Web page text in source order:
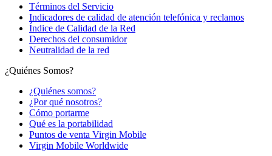
Términos del Servicio
Indicadores de calidad de atención telefónica y reclamos
Índice de Calidad de la Red
Derechos del consumidor
Neutralidad de la red
¿Quiénes Somos?
¿Quiénes somos?
¿Por qué nosotros?
Cómo portarme
Qué es la portabilidad
Puntos de venta Virgin Mobile
Virgin Mobile Worldwide